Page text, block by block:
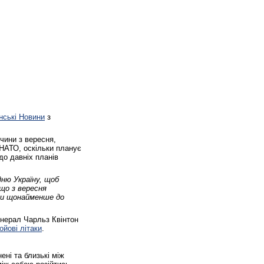
Новини з
з вересня,
оскільки планує
давніх планів
Україну, щоб
з вересня
щонайменше до
Чарльз Квінтон
літаки
та близькі між